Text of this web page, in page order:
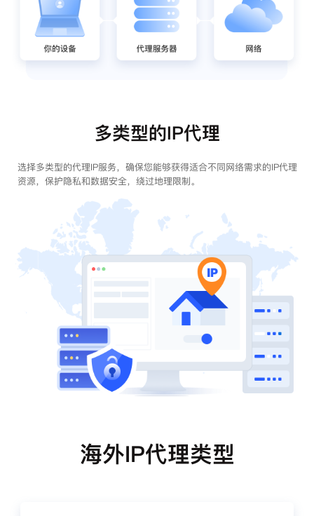
多类型的IP代理
选择多类型的代理IP服务，确保您能够获得适合不同网络需求的IP代理
资源，保护隐私和数据安全，绕过地理限制。
海外IP代理类型